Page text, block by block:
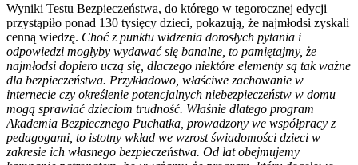
Wyniki Testu Bezpieczeństwa, do którego w tegorocznej edycji
przystąpiło ponad 130 tysięcy dzieci, pokazują, że najmłodsi zyskali
cenną wiedzę. Choć z punktu widzenia dorosłych pytania i
odpowiedzi mogłyby wydawać się banalne, to pamiętajmy, że
najmłodsi dopiero uczą się, dlaczego niektóre elementy są tak ważne
dla bezpieczeństwa. Przykładowo, właściwe zachowanie w
internecie czy określenie potencjalnych niebezpieczeństw w domu
mogą sprawiać dzieciom trudność. Właśnie dlatego program
Akademia Bezpiecznego Puchatka, prowadzony we współpracy z
pedagogami, to istotny wkład we wzrost świadomości dzieci w
zakresie ich własnego bezpieczeństwa. Od lat obejmujemy